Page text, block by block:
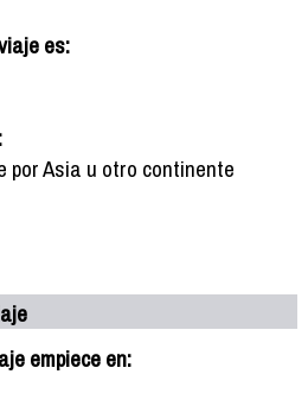
es:
Asia u otro continente
empiece en: